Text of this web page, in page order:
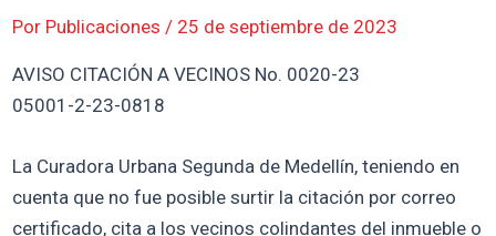
Por Publicaciones / 25 de septiembre de 2023
AVISO CITACIÓN A VECINOS No. 0020-23
05001-2-23-0818
La Curadora Urbana Segunda de Medellín, teniendo en
cuenta que no fue posible surtir la citación por correo
certificado, cita a los vecinos colindantes del inmueble o